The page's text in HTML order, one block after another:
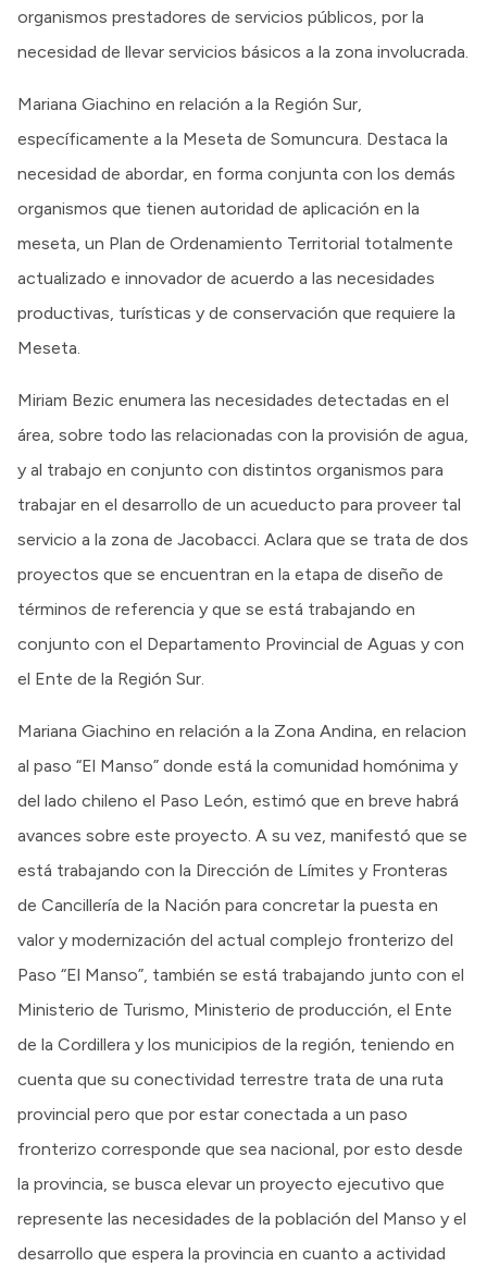
organismos prestadores de servicios públicos, por la
necesidad de llevar servicios básicos a la zona involucrada.
Mariana Giachino en relación a la Región Sur,
específicamente a la Meseta de Somuncura. Destaca la
necesidad de abordar, en forma conjunta con los demás
organismos que tienen autoridad de aplicación en la
meseta, un Plan de Ordenamiento Territorial totalmente
actualizado e innovador de acuerdo a las necesidades
productivas, turísticas y de conservación que requiere la
Meseta.
Miriam Bezic enumera las necesidades detectadas en el
área, sobre todo las relacionadas con la provisión de agua,
y al trabajo en conjunto con distintos organismos para
trabajar en el desarrollo de un acueducto para proveer tal
servicio a la zona de Jacobacci. Aclara que se trata de dos
proyectos que se encuentran en la etapa de diseño de
términos de referencia y que se está trabajando en
conjunto con el Departamento Provincial de Aguas y con
el Ente de la Región Sur.
Mariana Giachino en relación a la Zona Andina, en relacion
al paso “El Manso” donde está la comunidad homónima y
del lado chileno el Paso León, estimó que en breve habrá
avances sobre este proyecto. A su vez, manifestó que se
está trabajando con la Dirección de Límites y Fronteras
de Cancillería de la Nación para concretar la puesta en
valor y modernización del actual complejo fronterizo del
Paso “El Manso”, también se está trabajando junto con el
Ministerio de Turismo, Ministerio de producción, el Ente
de la Cordillera y los municipios de la región, teniendo en
cuenta que su conectividad terrestre trata de una ruta
provincial pero que por estar conectada a un paso
fronterizo corresponde que sea nacional, por esto desde
la provincia, se busca elevar un proyecto ejecutivo que
represente las necesidades de la población del Manso y el
desarrollo que espera la provincia en cuanto a actividad